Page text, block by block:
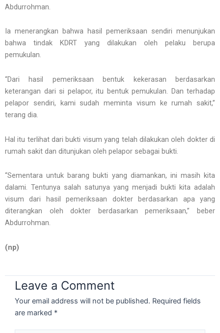
Abdurrohman.
Ia menerangkan bahwa hasil pemeriksaan sendiri menunjukan
bahwa tindak KDRT yang dilakukan oleh pelaku berupa
pemukulan.
“Dari hasil pemeriksaan bentuk kekerasan berdasarkan
keterangan dari si pelapor, itu bentuk pemukulan. Dan terhadap
pelapor sendiri, kami sudah meminta visum ke rumah sakit,”
terang dia.
Hal itu terlihat dari bukti visum yang telah dilakukan oleh dokter di
rumah sakit dan ditunjukan oleh pelapor sebagai bukti.
“Sementara untuk barang bukti yang diamankan, ini masih kita
dalami. Tentunya salah satunya yang menjadi bukti kita adalah
visum dari hasil pemeriksaan dokter berdasarkan apa yang
diterangkan oleh dokter berdasarkan pemeriksaan,” beber
Abdurrohman.
(np)
Leave a Comment
Your email address will not be published. Required fields
are marked *